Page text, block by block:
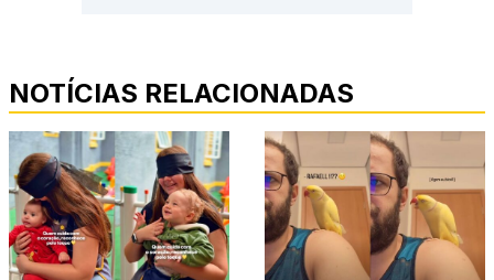
NOTÍCIAS RELACIONADAS